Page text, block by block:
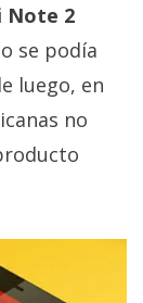
Note 2
se podía
luego, en
no